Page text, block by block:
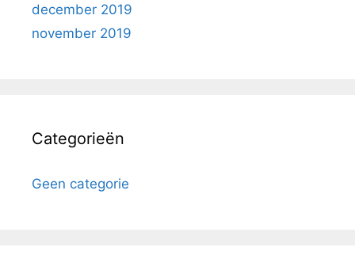
december 2019
november 2019
Categorieën
Geen categorie